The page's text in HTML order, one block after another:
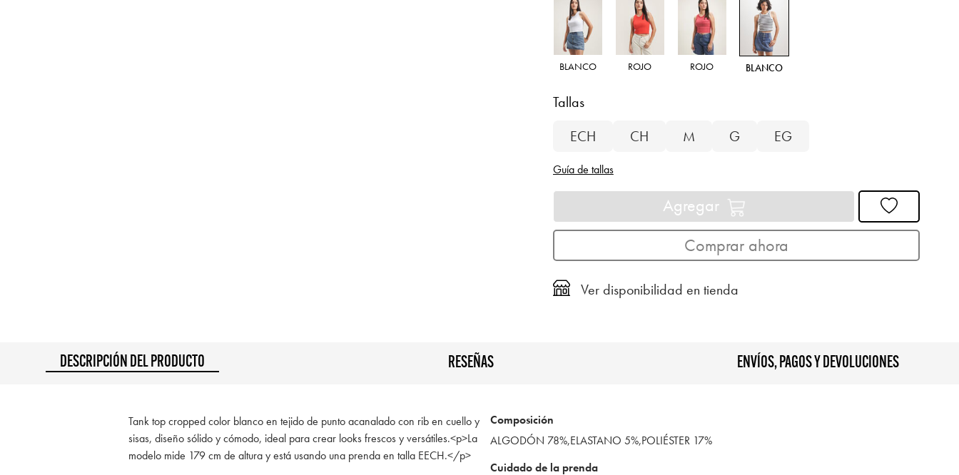
BLANCO ROJO ROJO BLANCO
Tallas
ECH
CH M G EG
Guía de tallas
Agregar
Comprar ahora
Ver disponibilidad en tienda
DESCRIPCIÓN DEL PRODUCTO RESEÑAS ENVÍOS, PAGOS Y DEVOLUCIONES
Tank top cropped color blanco en tejido de punto acanalado con rib en cuello y
sisas, diseño sólido y cómodo, ideal para crear looks frescos y versátiles.<p>La
modelo mide 179 cm de altura y está usando una prenda en talla EECH.</p>
Composición
ALGODÓN 78%,ELASTANO 5%,POLIÉSTER 17%
Cuidado de la prenda